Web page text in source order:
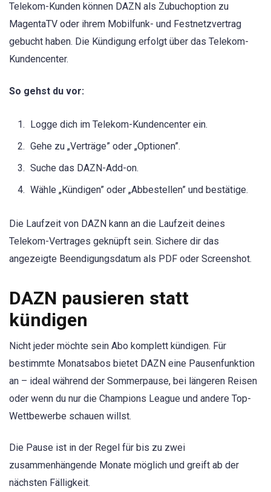
Telekom-Kunden können DAZN als Zubuchoption zu
MagentaTV oder ihrem Mobilfunk- und Festnetzvertrag
gebucht haben. Die Kündigung erfolgt über das Telekom-
Kundencenter.
So gehst du vor:
Logge dich im Telekom-Kundencenter ein.
Gehe zu „Verträge” oder „Optionen”.
Suche das DAZN-Add-on.
Wähle „Kündigen” oder „Abbestellen” und bestätige.
Die Laufzeit von DAZN kann an die Laufzeit deines
Telekom-Vertrages geknüpft sein. Sichere dir das
angezeigte Beendigungsdatum als PDF oder Screenshot.
DAZN pausieren statt
kündigen
Nicht jeder möchte sein Abo komplett kündigen. Für
bestimmte Monatsabos bietet DAZN eine Pausenfunktion
an – ideal während der Sommerpause, bei längeren Reisen
oder wenn du nur die Champions League und andere Top-
Wettbewerbe schauen willst.
Die Pause ist in der Regel für bis zu zwei
zusammenhängende Monate möglich und greift ab der
nächsten Fälligkeit.